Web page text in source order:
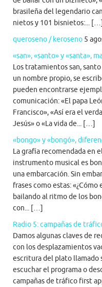
brasileña del legendario
nietos y 101 bisnietos:... […]
queroseno / keroseno 5
«san», «santo» y «santa»,
Los tratamientos san,
un nombre propio, se
pueden encontrarse
comunicación: «El papa
Francisco», «Así era el
Jesús» o «La vida de... […]
«bongo» y «bongó»,
La grafía recomendada en
instrumento musical es
una embarcación. Sin
frases como estas:
bailando al ritmo de los
con... […]
Radio 5: campañas de
Damos algunas claves de
con los desplazamientos
escritura del plato llamado
escuchar el programa o
campañas de tráfico first